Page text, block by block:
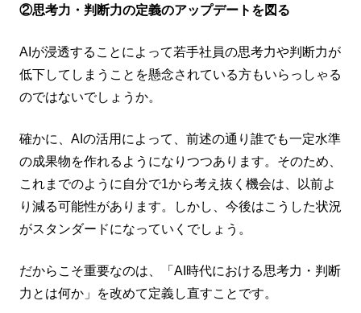
②思考力・判断力の定義のアップデートを図る
AIが浸透することによって若手社員の思考力や判断力が
低下してしまうことを懸念されている方もいらっしゃる
のではないでしょうか。
確かに、AIの活用によって、前述の通り誰でも一定水準
の成果物を作れるようになりつつあります。そのため、
これまでのように自分で1から考え抜く機会は、以前よ
り減る可能性があります。しかし、今後はこうした状況
がスタンダードになっていくでしょう。
だからこそ重要なのは、「AI時代における思考力・判断
力とは何か」を改めて定義し直すことです。